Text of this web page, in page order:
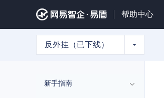
帮助中心
反外挂（已下线）
新手指南